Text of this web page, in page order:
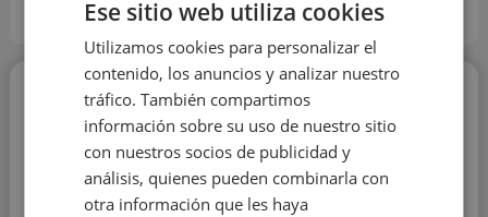
Precio actualizado en Agosto 2026
Genís Alías Segués
12 €/h
Ese sitio web utiliza cookies
Utilizamos cookies para personalizar el
contenido, los anuncios y analizar nuestro
tráfico. También compartimos
información sobre su uso de nuestro sitio
con nuestros socios de publicidad y
análisis, quienes pueden combinarla con
otra información que les haya